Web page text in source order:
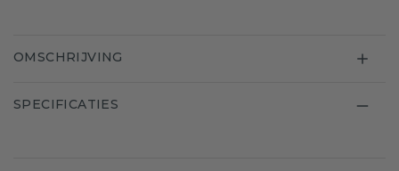
OMSCHRIJVING
SPECIFICATIES